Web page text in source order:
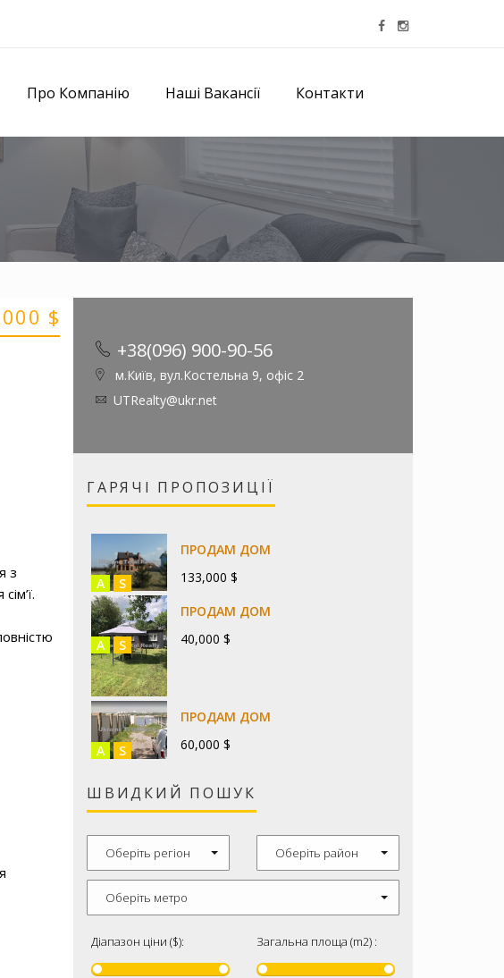
Про Компанію Наші Вакансії Контакти
$
з
+38(096) 900-90-56
м.Київ, вул.Костельна 9, офіс 2
UTRealty@ukr.net
ГАРЯЧІ ПРОПОЗИЦІЇ
A S
ПРОДАМ ДОМ
133,000 $
A S
ПРОДАМ ДОМ
40,000 $
A S
ПРОДАМ ДОМ
60,000 $
ШВИДКИЙ ПОШУК
Оберіть регіон Оберіть район
Оберіть метро
Діапазон ціни ($): Загальна площа (m2) :